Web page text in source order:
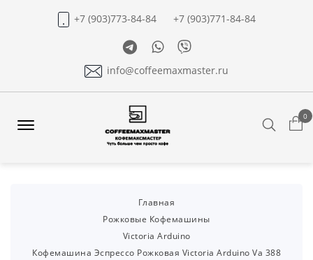
+7 (903)773-84-84
+7 (903)771-84-84
TelegramWhatsapp
Viber
info@coffeemaxmaster.ru
0
Главная
Рожковые Кофемашины
Victoria Arduino
Кофемашина Эспрессо Рожковая Victoria Arduino Va 388